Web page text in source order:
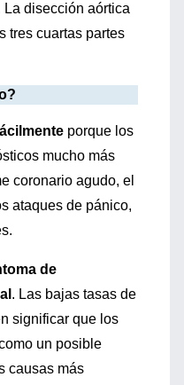
La disección aórtica
tres cuartas partes
porque los
mucho más
coronario agudo, el
ataques de pánico,
de
. Las bajas tasas de
significar que los
un posible
causas más